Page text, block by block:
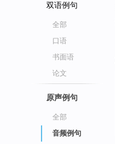
双语例句
全部
口语
书面语
论文
原声例句
全部
音频例句